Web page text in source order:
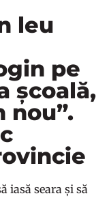
leu
pe
școală,
nou”.
iasă seara și să